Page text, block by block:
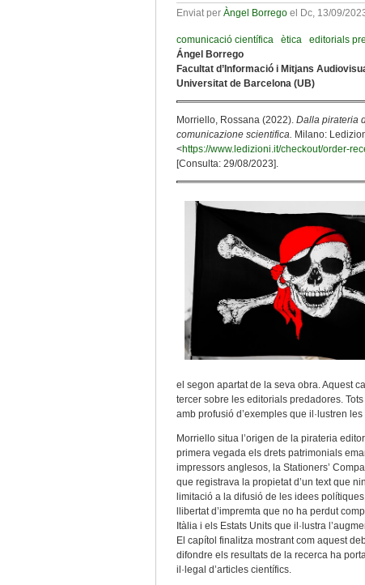
Enviat per Àngel Borrego el Dc, 13/09/
comunicació científica ètica editorials
Ángel Borrego
Facultat d’Informació i Mitjans
Universitat de Barcelona (UB)
Morriello, Rossana (2022). Dalla pirateria
comunicazione scientifica. Milano:
<https://www.ledizioni.it/checkout/order-
[Consulta: 29/08/2023].
el segon apartat de la seva obra. Aquest
tercer sobre les editorials predadores.
amb profusió d’exemples que il·lustren
Morriello situa l’origen de la pirateria
primera vegada els drets patrimonials
impressors anglesos, la Stationers’
que registrava la propietat d’un text que
limitació a la difusió de les idees
llibertat d’impremta que no ha perdut
Itàlia i els Estats Units que il·lustra
El capítol finalitza mostrant com aquest
difondre els resultats de la recerca ha
il·legal d’articles científics.